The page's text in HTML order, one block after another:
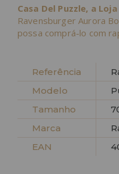
Casa Del Puzzle, a
Ravensburger Aurora
possa comprá-lo com
Referência
Modelo
Tamanho
Marca
EAN